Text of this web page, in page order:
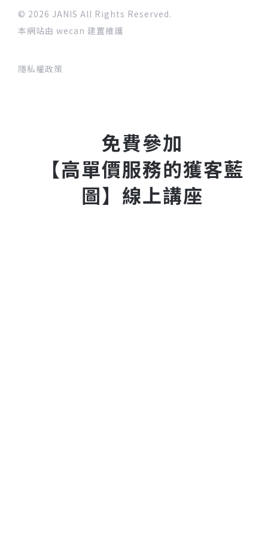
© 2026 JANIS All Rights Reserved.
本網站由 wecan 建置維護
隱私權政策
免費參加
【高單價服務的獲客藍
圖】線上講座